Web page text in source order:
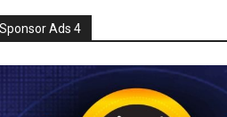
Sponsor Ads 4